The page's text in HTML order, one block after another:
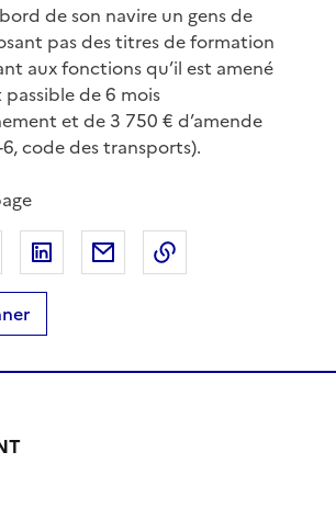
de son navire un gens de
pas des titres de formation
aux fonctions qu’il est amené
passible de 6 mois
et de 3 750 € d’amende
code des transports).
sur Facebook
Partager sur XPartager sur LinkedIn
Partager par email